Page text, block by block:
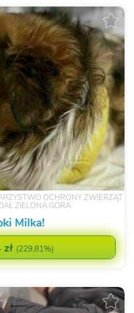
OCHRONY ZWIERZĄT
ZIELONA GÓRA
Milka!
(229,81%)